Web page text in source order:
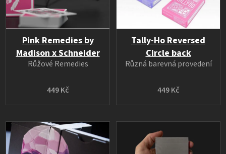
Pink Remedies by
Madison x Schneider
449 Kč
Růžové Remedies
Tally-Ho Reversed
Circle back
449 Kč
Různá barevná provedení